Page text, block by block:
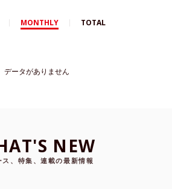
MONTHLY TOTAL
データがありません
NEW
ス、特集、連載の最新情報